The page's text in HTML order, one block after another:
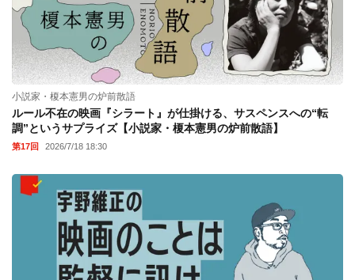
小説家・榎本憲男の炉前散語
ルール不在の映画『シラート』が仕掛ける、サスペンスへの“転
調”というサプライズ【小説家・榎本憲男の炉前散語】
第17回 2026/7/18 18:30